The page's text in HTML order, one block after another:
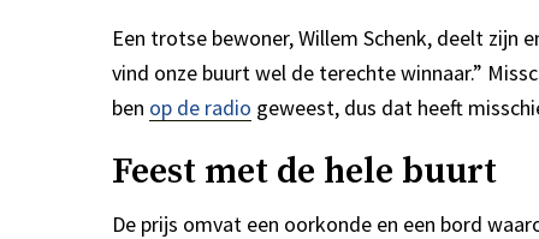
Een trotse bewoner, Willem Schenk, deelt
vind onze buurt wel de terechte winnaar.”
ben op de radio geweest, dus dat heeft
Feest met de hele buurt
De prijs omvat een oorkonde en een bord